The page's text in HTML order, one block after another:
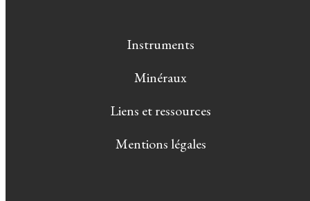
Instruments
Minéraux
Liens et ressources
Mentions légales